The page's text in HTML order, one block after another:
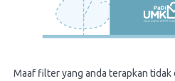
Maaf filter yang anda terapkan tidak